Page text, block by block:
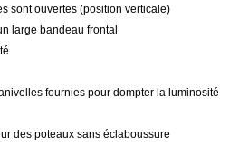
sont ouvertes (position verticale)
large bandeau frontal
fournies pour dompter la luminosité
des poteaux sans éclaboussure